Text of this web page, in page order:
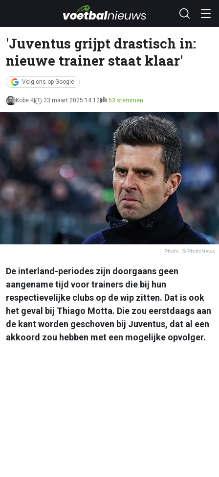
'Juventus grijpt drastisch in:
nieuwe trainer staat klaar'
Volg ons op Google
Kobe K 23 maart 2025 14:12 53 stemmen
Photo: © PhotoNews
De interland-periodes zijn doorgaans geen
aangename tijd voor trainers die bij hun
respectievelijke clubs op de wip zitten. Dat is ook
het geval bij Thiago Motta. Die zou eerstdaags aan
de kant worden geschoven bij Juventus, dat al een
akkoord zou hebben met een mogelijke opvolger.